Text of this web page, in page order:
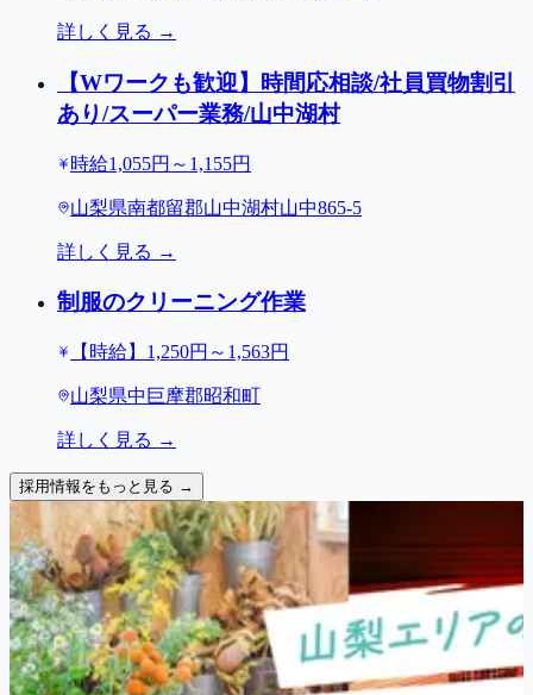
詳しく見る →
【Wワークも歓迎】時間応相談/社員買物割引
あり/スーパー業務/山中湖村
時給1,055円～1,155円
山梨県南都留郡山中湖村山中865-5
詳しく見る →
制服のクリーニング作業
【時給】1,250円～1,563円
山梨県中巨摩郡昭和町
詳しく見る →
採用情報をもっと見る →